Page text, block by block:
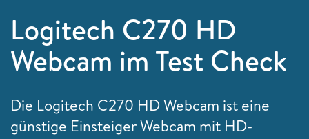
Logitech C270 HD
Webcam im Test Check
Die Logitech C270 HD Webcam ist eine
günstige Einsteiger Webcam mit HD-